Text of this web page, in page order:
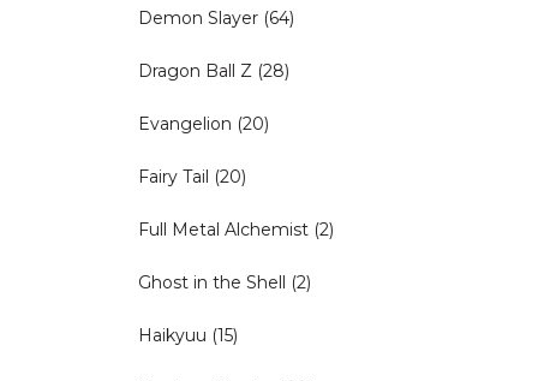
Demon Slayer (64)
Dragon Ball Z (28)
Evangelion (20)
Fairy Tail (20)
Full Metal Alchemist (2)
Ghost in the Shell (2)
Haikyuu (15)